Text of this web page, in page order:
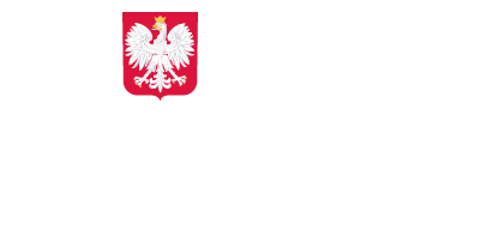
Biuletyn
Informacji